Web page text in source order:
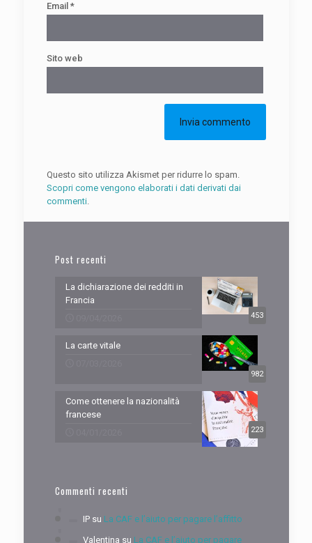
Email *
Sito web
Questo sito utilizza Akismet per ridurre lo spam.
Scopri come vengono elaborati i dati derivati dai
commenti.
Post recenti
453
La dichiarazione dei redditi in
Francia
982
La carte vitale
223
Come ottenere la nazionalità
francese
Commenti recenti
IPsu La CAF e l’aiuto per pagare l’affitto
Valentina su La CAF e l’aiuto per pagare